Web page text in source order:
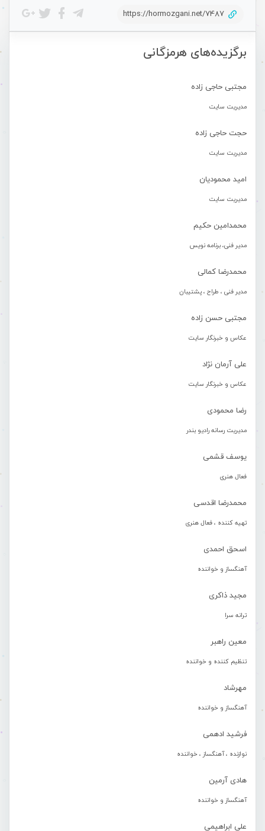
برگزیده‌های هرمزگانی
مجتبی حاجی زاده
مدیریت سایت
حجت حاجی زاده
مدیریت سایت
امید محمودیان
مدیریت سایت
محمدامین حکیم
مدیر فنی، برنامه نویس
محمدرضا کمالی
مدیر فنی ، طراح ، پشتیبان
مجتبی حسن زاده
عکاس و خبرنگار سایت
علی آرمان نژاد
عکاس و خبرنگار سایت
رضا محمودی
مدیریت رسانه رادیو بندر
یوسف قشمی
فعال هنری
محمدرضا اقدسی
تهیه کننده ، فعال هنری
اسحق احمدی
آهنگساز و خواننده
مجید ذاکری
ترانه سرا
معین راهبر
تنظیم کننده و خواننده
مهرشاد
آهنگساز و خواننده
فرشید ادهمی
نوازنده ، آهنگساز ، خواننده
هادی آرمین
آهنگساز و خواننده
علی ابراهیمی
https://hormozgani.net/7487